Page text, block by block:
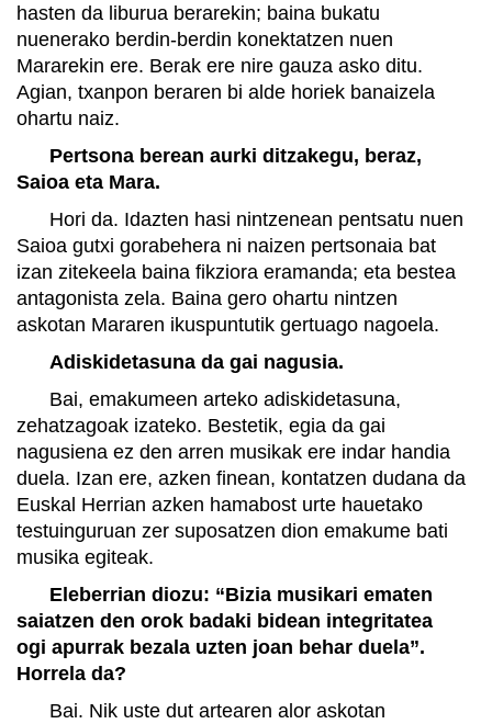
hasten da liburua berarekin; baina bukatu
nuenerako berdin-berdin konektatzen nuen
Mararekin ere. Berak ere nire gauza asko ditu.
Agian, txanpon beraren bi alde horiek banaizela
ohartu naiz.
Pertsona berean aurki ditzakegu, beraz,
Saioa eta Mara.
Hori da. Idazten hasi nintzenean pentsatu nuen
Saioa gutxi gorabehera ni naizen pertsonaia bat
izan zitekeela baina fikziora eramanda; eta bestea
antagonista zela. Baina gero ohartu nintzen
askotan Mararen ikuspuntutik gertuago nagoela.
Adiskidetasuna da gai nagusia.
Bai, emakumeen arteko adiskidetasuna,
zehatzagoak izateko. Bestetik, egia da gai
nagusiena ez den arren musikak ere indar handia
duela. Izan ere, azken finean, kontatzen dudana da
Euskal Herrian azken hamabost urte hauetako
testuinguruan zer suposatzen dion emakume bati
musika egiteak.
Eleberrian diozu: “Bizia musikari ematen
saiatzen den orok badaki bidean integritatea
ogi apurrak bezala uzten joan behar duela”.
Horrela da?
Bai. Nik uste dut artearen alor askotan